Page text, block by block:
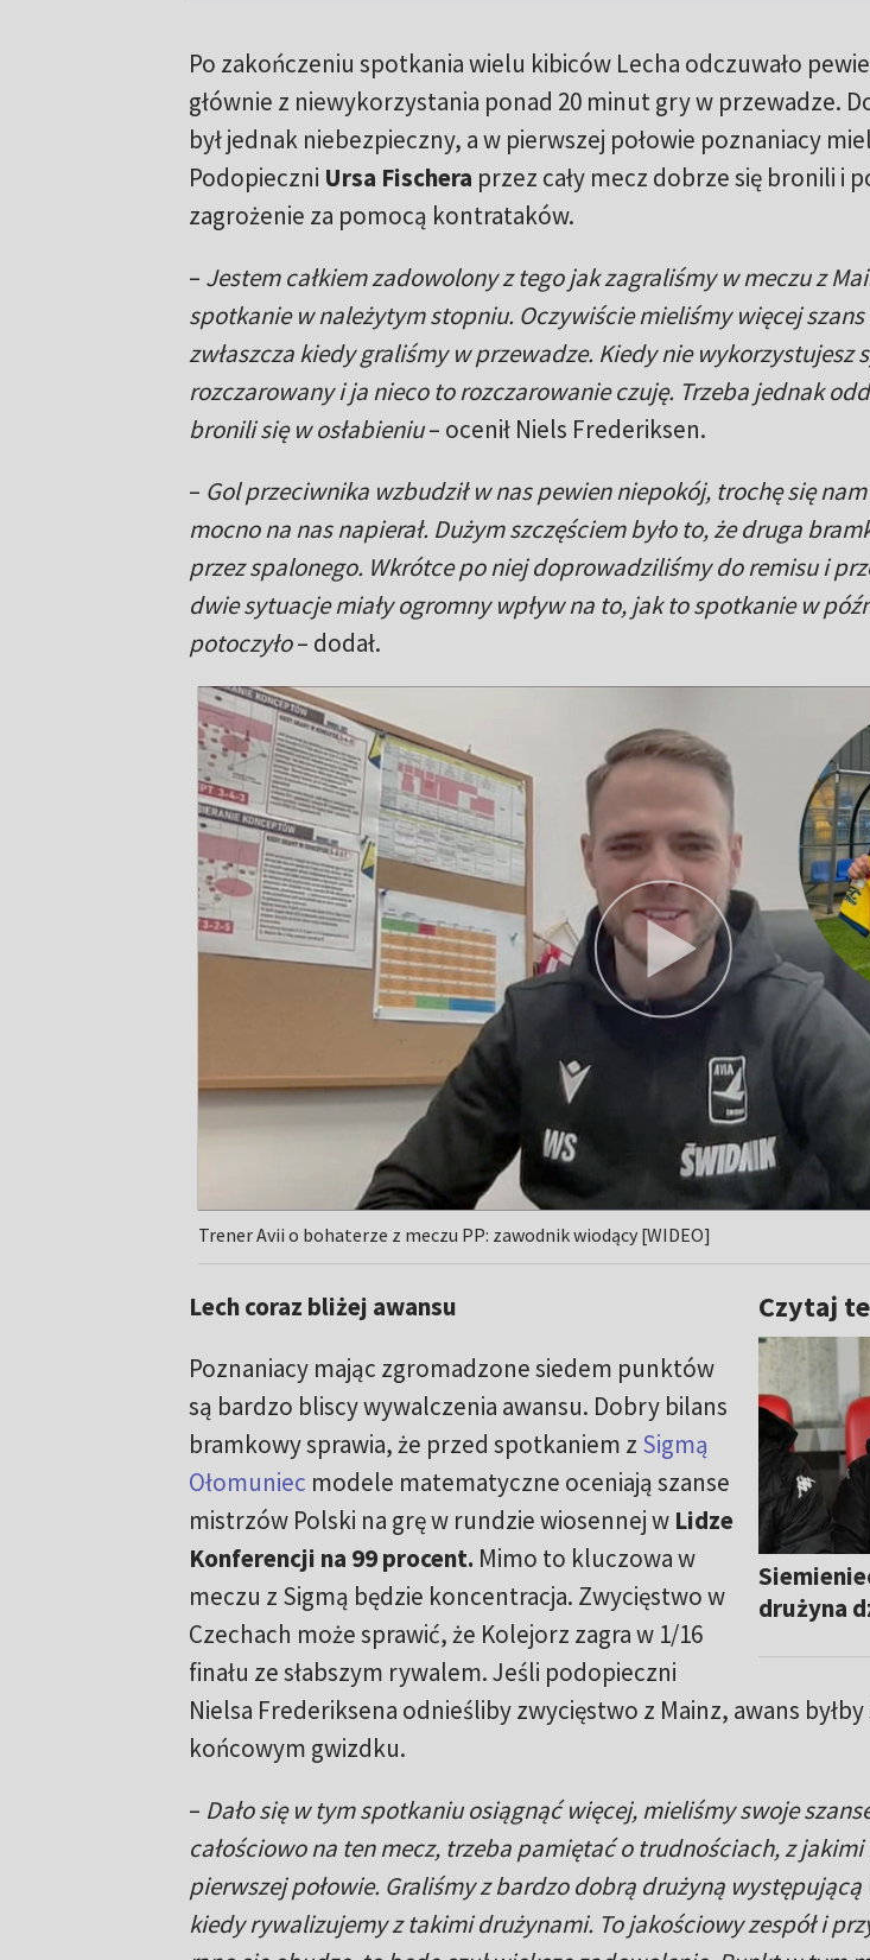
Po zakończeniu spotkania wielu kibiców Lecha odczuwało
głównie z niewykorzystania ponad 20 minut gry w przewadze.
był jednak niebezpieczny, a w pierwszej połowie poznaniacy
Podopieczni Ursa Fischera przez cały mecz dobrze się bronili i
zagrożenie za pomocą kontrataków.
– Jestem całkiem zadowolony z tego jak zagraliśmy w meczu z
spotkanie w należytym stopniu. Oczywiście mieliśmy więcej
zwłaszcza kiedy graliśmy w przewadze. Kiedy nie wykorzystujesz
rozczarowany i ja nieco to rozczarowanie czuję. Trzeba jednak
bronili się w osłabieniu– ocenił Niels Frederiksen.
– Gol przeciwnika wzbudził w nas pewien niepokój, trochę się
mocno na nas napierał. Dużym szczęściem było to, że druga
przez spalonego. Wkrótce po niej doprowadziliśmy do remisu i
dwie sytuacje miały ogromny wpływ na to, jak to spotkanie w
potoczyło– dodał.
Trener Avii o bohaterze z meczu PP: zawodnik wiodący [WIDEO]
Czytaj
drużyna
Lech coraz bliżej awansu
Poznaniacy mając zgromadzone siedem punktów
są bardzo bliscy wywalczenia awansu. Dobry bilans
bramkowy sprawia, że przed spotkaniem z Sigmą
Ołomuniec modele matematyczne oceniają szanse
mistrzów Polski na grę w rundzie wiosennej w Lidze
Konferencji na 99 procent. Mimo to kluczowa w
meczu z Sigmą będzie koncentracja. Zwycięstwo w
Czechach może sprawić, że Kolejorz zagra w 1/16
finału ze słabszym rywalem. Jeśli podopieczni
Nielsa Frederiksena odnieśliby zwycięstwo z Mainz, awans
końcowym gwizdku.
– Dało się w tym spotkaniu osiągnąć więcej, mieliśmy swoje
całościowo na ten mecz, trzeba pamiętać o trudnościach, z
pierwszej połowie. Graliśmy z bardzo dobrą drużyną występującą
kiedy rywalizujemy z takimi drużynami. To jakościowy zespół i